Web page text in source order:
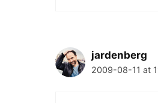
jardenberg
2009-08-11 at